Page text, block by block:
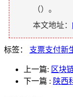
（）。
本文地址：
标签： 支票支付新
上一篇: 区块
下一篇 : 陕西